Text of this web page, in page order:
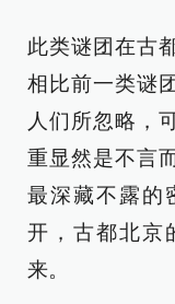
此类谜团在古
相比前一类谜
人们所忽略，
重显然是不言
最深藏不露的
开，古都北京
来。